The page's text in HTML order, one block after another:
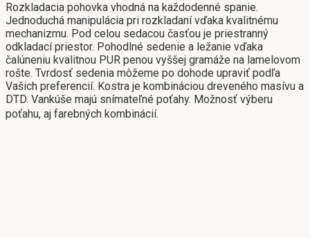
Rozkladacia pohovka vhodná na každodenné spanie.
Jednoduchá manipulácia pri rozkladaní vďaka kvalitnému
mechanizmu. Pod celou sedacou časťou je priestranný
odkladací priestor. Pohodlné sedenie a ležanie vďaka
čalúneniu kvalitnou PUR penou vyššej gramáže na lamelovom
rošte. Tvrdosť sedenia môžeme po dohode upraviť podľa
Vašich preferencií. Kostra je kombináciou dreveného masívu a
DTD. Vankúše majú snímateľné poťahy. Možnosť výberu
poťahu, aj farebných kombinácií.